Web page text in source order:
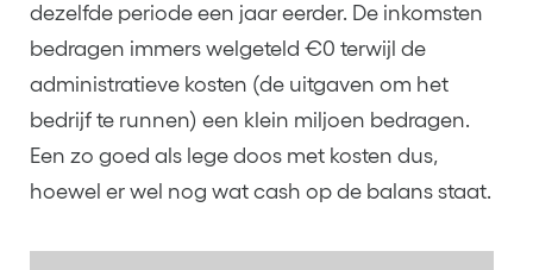
dezelfde periode een jaar eerder. De inkomsten
bedragen immers welgeteld €0 terwijl de
administratieve kosten (de uitgaven om het
bedrijf te runnen) een klein miljoen bedragen.
Een zo goed als lege doos met kosten dus,
hoewel er wel nog wat cash op de balans staat.